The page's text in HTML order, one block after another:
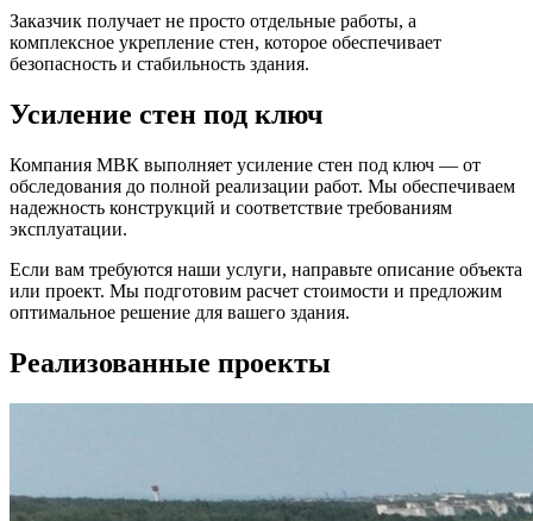
Заказчик получает не просто отдельные работы, а
комплексное укрепление стен, которое обеспечивает
безопасность и стабильность здания.
Усиление стен под ключ
Компания МВК выполняет усиление стен под ключ — от
обследования до полной реализации работ. Мы обеспечиваем
надежность конструкций и соответствие требованиям
эксплуатации.
Если вам требуются наши услуги, направьте описание объекта
или проект. Мы подготовим расчет стоимости и предложим
оптимальное решение для вашего здания.
Реализованные проекты